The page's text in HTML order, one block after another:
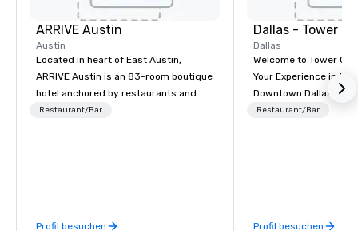
ARRIVE Austin
Austin
Located in heart of East Austin,
ARRIVE Austin is an 83-room boutique
hotel anchored by restaurants and
bars that complement the Lone Star
“cowboy mythology,” and take
Restaurant/Bar
Profil besuchen
Dallas - Tower
Dallas
Welcome to Tower
Your Experience in the
Downtown Dallas Step into a world of
endless possibilities.
level networking, host
Restaurant/Bar
Profil besuchen